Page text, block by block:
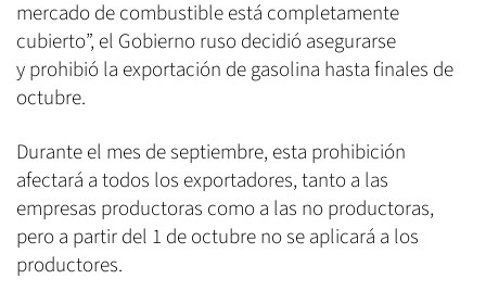
mercado de combustible está completamente
cubierto”, el Gobierno ruso decidió asegurarse
y prohibió la exportación de gasolina hasta finales de
octubre.
Durante el mes de septiembre, esta prohibición
afectará a todos los exportadores, tanto a las
empresas productoras como a las no productoras,
pero a partir del 1 de octubre no se aplicará a los
productores.